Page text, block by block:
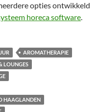
opties ontwikkeld
horeca software.
AROMATHERAPIE
LOUNGES
HAAGLANDEN